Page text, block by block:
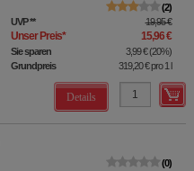
2
UVP** 19,95 €
Unser Preis* 15,96 €
Sie sparen 3,99 €(20%)
Grundpreis
319,20 €pro 1 l
Details
0